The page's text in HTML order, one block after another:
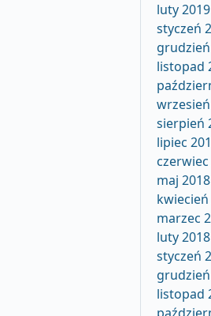
luty 2019
styczeń
listopad
sierpień
lipiec
czerwiec
maj 2018
kwiecień
marzec
luty 2018
styczeń
listopad